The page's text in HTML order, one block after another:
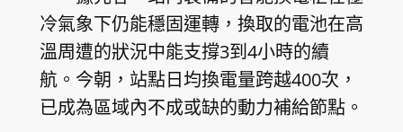
冷氣象下仍能穩固運轉，換取的電池在高
溫周遭的狀況中能支撐3到4小時的續
航。今朝，站點日均換電量跨越400次，
已成為區域內不成或缺的動力補給節點。